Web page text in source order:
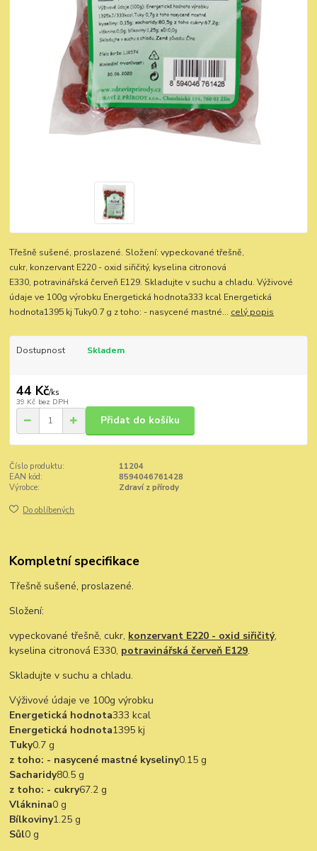
Třešně sušené, proslazené. Složení: vypeckované třešně,
cukr, konzervant E220 - oxid siřičitý, kyselina citronová
E330, potravinářská červeň E129. Skladujte v suchu a chladu. Výživové
údaje ve 100g výrobku Energetická hodnota333 kcal Energetická
hodnota1395 kj Tuky0.7 g z toho: - nasycené mastné... celý popis
Dostupnost Skladem
44 Kč/ks
39 Kč bez DPH
Přidat do košíku
Číslo produktu:
11204
EAN kód:
8594046761428
Výrobce:
Zdraví z přírody
Do oblíbených
Kompletní specifikace
Třešně sušené, proslazené.
Složení:
vypeckované třešně, cukr, konzervant E220 - oxid siřičitý,
kyselina citronová E330, potravinářská červeň E129.
Skladujte v suchu a chladu.
Výživové údaje ve 100g výrobku
Energetická hodnota333 kcal
Energetická hodnota1395 kj
Tuky0.7 g
z toho: - nasycené mastné kyseliny0.15 g
Sacharidy80.5 g
z toho: - cukry67.2 g
Vláknina0 g
Bílkoviny1.25 g
Sůl0 g